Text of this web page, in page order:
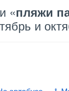
«пляжи
и